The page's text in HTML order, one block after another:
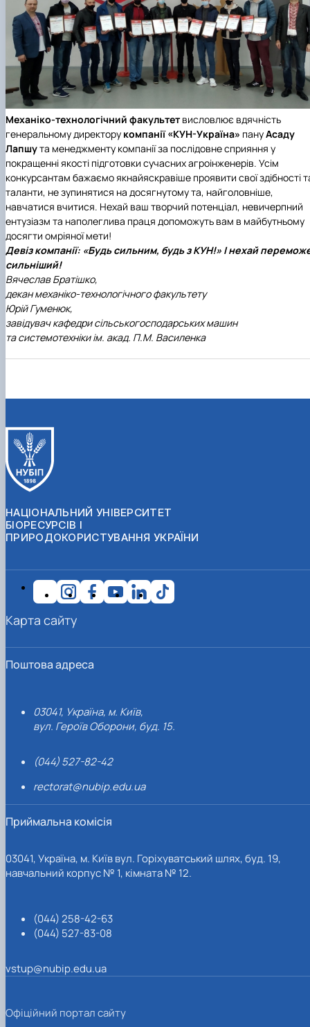
Механіко-технологічний факультет висловлює вдячність
генеральному директору компанії «КУН-Україна» пануАсаду
Лапшута менеджменту компанії за послідовне сприяння у
покращенні якості підготовки сучасних агроінженерів. Усім
конкурсантам бажаємо якнайяскравіше проявити свої здібності
таланти, не зупинятися на досягнутому та, найголовніше,
навчатися вчитися. Нехай ваш творчий потенціал, невичерпний
ентузіазм та наполеглива праця допоможуть вам в майбутньому
досягти омріяної мети!
Девіз компанії: «Будь сильним, будь з КУН!» І нехай
сильніший!
Вячеслав Братішко,
декан механіко-технологічного факультету
Юрій Гуменюк,
завідувач кафедри сільськогосподарських машин
та системотехніки ім. акад. П.М. Василенка
НАЦІОНАЛЬНИЙ УНІВЕРСИТЕТ
БІОРЕСУРСІВ І
ПРИРОДОКОРИСТУВАННЯ УКРАЇНИ
Поштова адреса
03041, Україна, м. Київ,
вул. Героїв Оборони, буд. 15.
(044) 527-82-42
rectorat@nubip.edu.ua
Приймальна комісія
03041, Україна, м. Київ вул. Горіхуватський шлях, буд. 19,
навчальний корпус № 1, кімната № 12.
(044) 258-42-63
(044) 527-83-08
vstup@nubip.edu.ua
Карта сайту
Офіційний портал сайту